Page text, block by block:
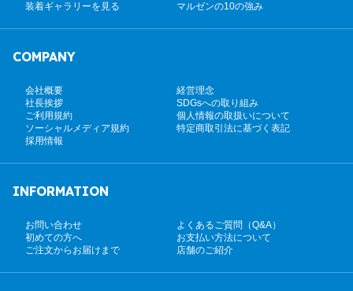
装着ギャラリーを見る マルゼンの10の強み
COMPANY
会社概要
経営理念
社長挨拶
SDGsへの取り組み
ご利用規約
個人情報の取扱いについて
ソーシャルメディア規約
特定商取引法に基づく表記
採用情報
INFORMATION
お問い合わせ
よくあるご質問（Q&A）
初めての方へ
お支払い方法について
ご注文からお届けまで
店舗のご紹介